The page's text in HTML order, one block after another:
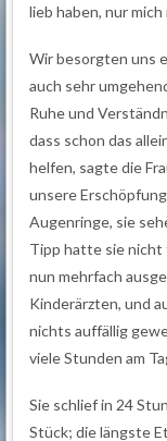
lieb haben, nur mich
Wir besorgten uns
auch sehr
Ruhe und
dass schon das
helfen, sagte die
unsere
Augenringe, sie
Tipp hatte sie nicht
nun mehrfach
Kinderärzten, und
nichts auffällig
viele Stunden am
Sie schlief in 24
Stück; die längste